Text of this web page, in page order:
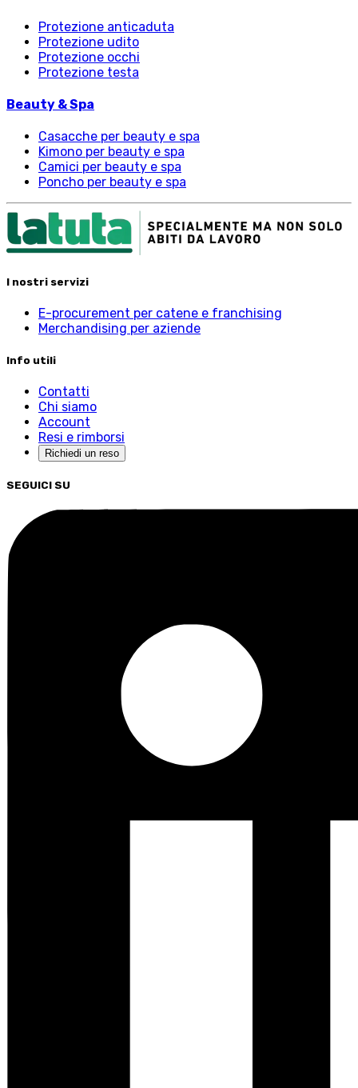
Protezione anticaduta
Protezione udito
Protezione occhi
Protezione testa
Beauty & Spa
Casacche per beauty e spa
Kimono per beauty e spa
Camici per beauty e spa
Poncho per beauty e spa
I nostri servizi
E-procurement per catene e franchising
Merchandising per aziende
Info utili
Contatti
Chi siamo
Account
Resi e rimborsi
Richiedi un reso
SEGUICI SU